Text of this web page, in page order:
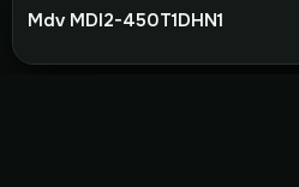
Mdv MDI2-450T1DHN1